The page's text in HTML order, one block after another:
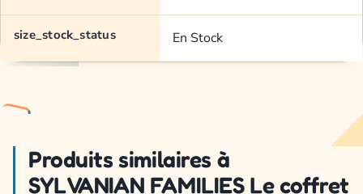
size_stock_status En Stock
Produits similaires à
SYLVANIAN FAMILIES Le coffret